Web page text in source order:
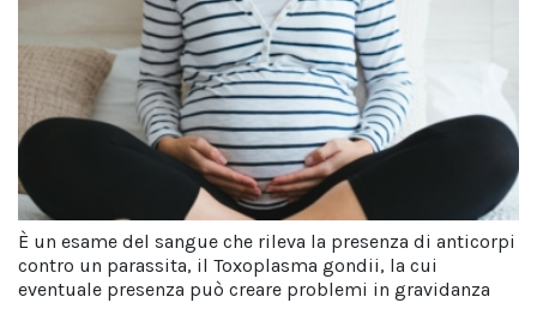
È un esame del sangue che rileva la presenza di anticorpi
contro un parassita, il Toxoplasma gondii, la cui
eventuale presenza può creare problemi in gravidanza